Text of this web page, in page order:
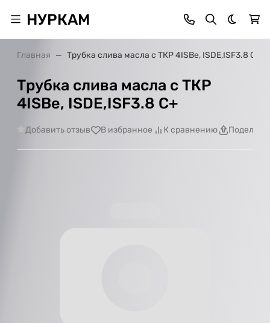
НУРКАМ Темная
Главная Трубка слива масла с ТКР 4ISBe, ISDE,ISF3.8 С+
Трубка слива масла с ТКР
4ISBe, ISDE,ISF3.8 С+
Добавить отзыв В избранное К сравнению